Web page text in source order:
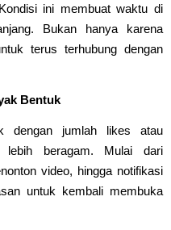
ini membuat waktu di
Bukan hanya karena
terus terhubung dengan
Bentuk
dengan jumlah likes atau
lebih beragam. Mulai dari
video, hingga notifikasi
untuk kembali membuka